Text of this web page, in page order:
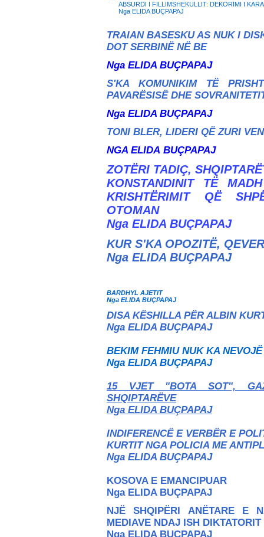
ABSURDI I FILLIMSHEKULLIT: DEKORIMI I
Nga ELIDA BUÇPAPAJ
TRAIAN BASESKU AS NUK I
DOT SERBINË NË BE
Nga ELIDA BUÇPAPAJ
S'KA KOMUNIKIM TË
PAVARËSISË DHE
Nga ELIDA BUÇPAPAJ
TONI BLER, LIDERI QË ZURI
NGA ELIDA BUÇPAPAJ
ZOTËRI TADIÇ,
KONSTANDINIT TË
KRISHTËRIMIT QË
OTOMAN
Nga ELIDA BUÇPAPAJ
KUR S'KA OPOZITË,
Nga ELIDA BUÇPAPAJ
BARDHYL AJETIT
Nga ELIDA BUÇPAPAJ
DISA KËSHILLA PËR ALBIN
Nga ELIDA BUÇPAPAJ
BEKIM FEHMIU NUK KA
Nga ELIDA BUÇPAPAJ
15 VJET "BOTA SOT",
SHQIPTARËVE
Nga ELIDA BUÇPAPAJ
INDIFERENCË E VERBËR E
KURTIT NGA POLICIA ME
Nga ELIDA BUÇPAPAJ
KOSOVA E EMANCIPUAR
Nga ELIDA BUÇPAPAJ
NJË SHQIPËRI ANËTARE E
MEDIAVE NDAJ ISH
Nga ELIDA BUÇPAPAJ